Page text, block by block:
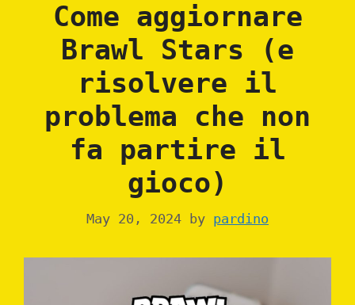
Come aggiornare
Brawl Stars (e
risolvere il
problema che non
fa partire il
gioco)
May 20, 2024 by pardino